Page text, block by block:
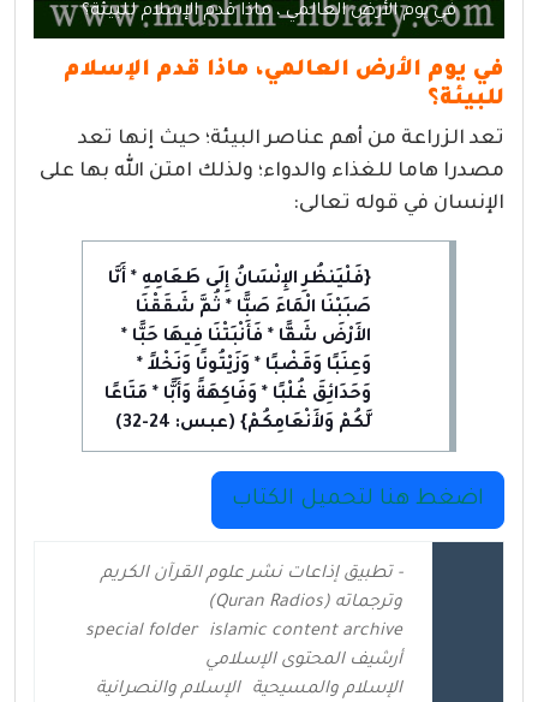
في يوم الأرض العالمي ، ماذا قدم الإسلام للبيئة؟
في يوم الأرض العالمي، ماذا قدم الإسلام
للبيئة؟
تعد الزراعة من أهم عناصر البيئة؛ حيث إنها تعد
مصدرا هاما للغذاء والدواء؛ ولذلك امتن الله بها على
الإنسان في قوله تعالى:
{فَلْيَنظُرِ الإِنْسَانُ إِلَى طَعَامِهِ * أَنَّا
صَبَبْنَا الْمَاءَ صَبًّا * ثُمَّ شَقَقْنَا
الأَرْضَ شَقًّا * فَأَنْبَتْنَا فِيهَا حَبًّا *
وَعِنَبًا وَقَضْبًا * وَزَيْتُونًا وَنَخْلاً *
وَحَدَائِقَ غُلْبًا * وَفَاكِهَةً وَأَبًّا * مَتَاعًا
لَّكُمْ وَلأَنْعَامِكُمْ} (عبس: 24-32)
اضغط هنا لتحميل الكتاب
- تطبيق إذاعات نشر علوم القرآن الكريم
وترجماته (Quran Radios)
islamic content archive
special folder
أرشيف المحتوى الإسلامي
الإسلام والمسيحية
الإسلام والنصرانية